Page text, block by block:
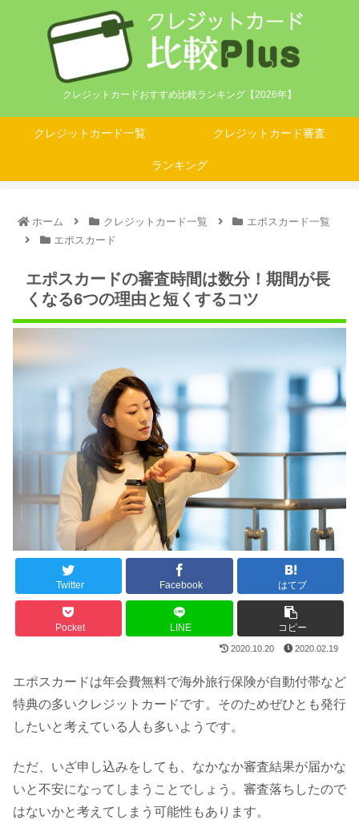
クレジットカードおすすめ比較ランキング【2026年】
クレジットカード一覧 クレジットカード審査
ランキング
ホーム クレジットカード一覧
エポスカード一覧
エポスカード
エポスカードの審査時間は数分！期間が長
くなる6つの理由と短くするコツ
Twitter Facebook はてブ
Pocket LINE コピー
2020.10.20 2020.02.19
エポスカードは年会費無料で海外旅行保険が自動付帯など
特典の多いクレジットカードです。そのためぜひとも発行
したいと考えている人も多いようです。
ただ、いざ申し込みをしても、なかなか審査結果が届かな
いと不安になってしまうことでしょう。審査落ちしたので
はないかと考えてしまう可能性もあります。